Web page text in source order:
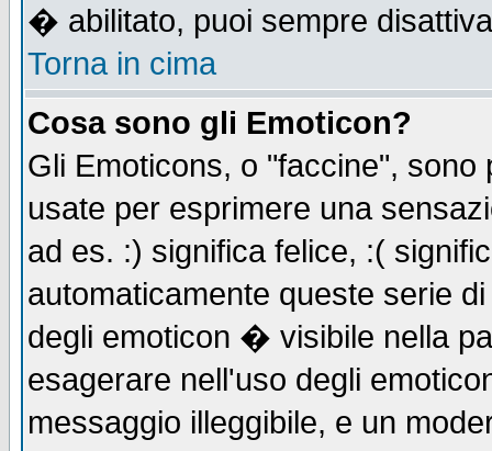
� abilitato, puoi sempre
Torna in cima
Cosa sono gli Emoticon?
Gli Emoticons, o "faccine",
usate per esprimere una
ad es. :) significa felice, :(
automaticamente queste serie
degli emoticon � visibile nella
esagerare nell'uso degli
messaggio illeggibile, e un